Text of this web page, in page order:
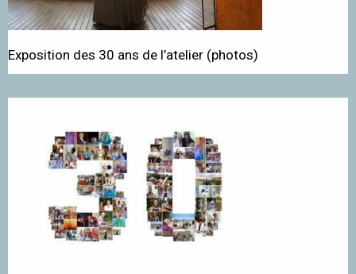
Exposition des 30 ans de l’atelier (photos)